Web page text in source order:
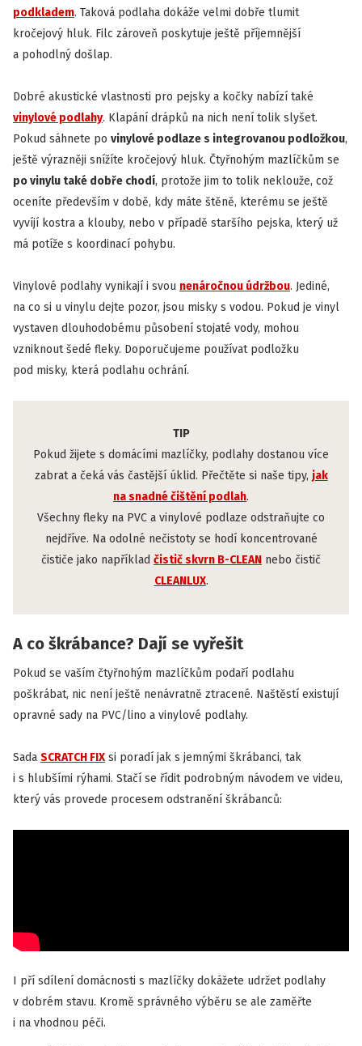
podkladem. Taková podlaha dokáže velmi dobře tlumit
kročejový hluk. Filc zároveň poskytuje ještě příjemnější
a pohodlný došlap.
Dobré akustické vlastnosti pro pejsky a kočky nabízí také
vinylové podlahy. Klapání drápků na nich není tolik slyšet.
Pokud sáhnete po vinylové podlaze s integrovanou podložkou,
ještě výrazněji snížíte kročejový hluk. Čtyřnohým mazlíčkům se
po vinylu také dobře chodí, protože jim to tolik neklouže, což
oceníte především v době, kdy máte štěně, kterému se ještě
vyvíjí kostra a klouby, nebo v případě staršího pejska, který už
má potíže s koordinací pohybu.
Vinylové podlahy vynikají i svou nenáročnou údržbou. Jediné,
na co si u vinylu dejte pozor, jsou misky s vodou. Pokud je vinyl
vystaven dlouhodobému působení stojaté vody, mohou
vzniknout šedé fleky. Doporučujeme používat podložku
pod misky, která podlahu ochrání.
TIP
Pokud žijete s domácími mazlíčky, podlahy dostanou více
zabrat a čeká vás častější úklid. Přečtěte si naše tipy, jak
na snadné čištění podlah.
Všechny fleky na PVC a vinylové podlaze odstraňujte co
nejdříve. Na odolné nečistoty se hodí koncentrované
čističe jako například čistič skvrn B-CLEAN nebo čistič
CLEANLUX.
A co škrábance? Dají se vyřešit
Pokud se vaším čtyřnohým mazlíčkům podaří podlahu
poškrábat, nic není ještě nenávratně ztracené. Naštěstí existují
opravné sady na PVC/lino a vinylové podlahy.
Sada SCRATCH FIX si poradí jak s jemnými škrábanci, tak
i s hlubšími rýhami. Stačí se řídit podrobným návodem ve videu,
který vás provede procesem odstranění škrábanců:
I pří sdílení domácnosti s mazlíčky dokážete udržet podlahy
v dobrém stavu. Kromě správného výběru se ale zaměřte
i na vhodnou péči.